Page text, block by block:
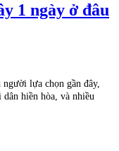
1 ngày ở đâu
lựa chọn gần đây,
hiền hòa, và nhiều